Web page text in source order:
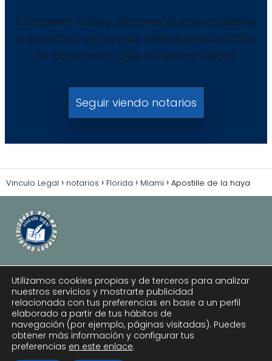
Comparar varias opciones puede ayudarte
a encontrar un servicio más ajustado al tipo
de documento que necesitas validar.
Seguir viendo notarios
Vinculo Legal notarios Florida Miami Apostille de la haya
Política de Privacidad
Política de Cookies
Aviso Legal
Hablemos: Conecta con Nuestros Expertos
Utilizamos cookies propias y de terceros para analizar
nuestros servicios y mostrarte publicidad
relacionada con tus preferencias en base a un perfil
elaborado a partir de tus hábitos de
navegación (por ejemplo, páginas visitadas). Puedes
obtener más información y configurar tus
preferencias en este enlace.